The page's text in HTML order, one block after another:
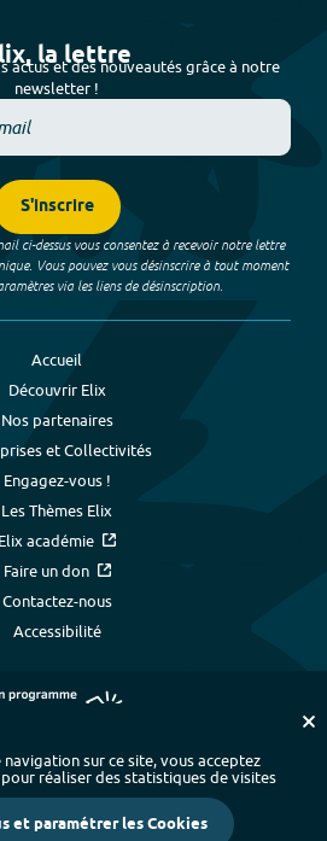
la lettre
actus et des nouveautés grâce à notre
newsletter !
S'inscrire
ci-dessus vous consentez à recevoir notre lettre
Vous pouvez vous désinscrire à tout moment
via les liens de désinscription.
Accueil
Découvrir Elix
Nos partenaires
et Collectivités
Engagez-vous !
Les Thèmes Elix
Elix académie
Faire un don
Contactez-nous
Accessibilité
- Index alphabétique
-
personnelles
- Paramétrer les cookies
sur ce site, vous acceptez
réaliser des statistiques de visites
et paramétrer les Cookies